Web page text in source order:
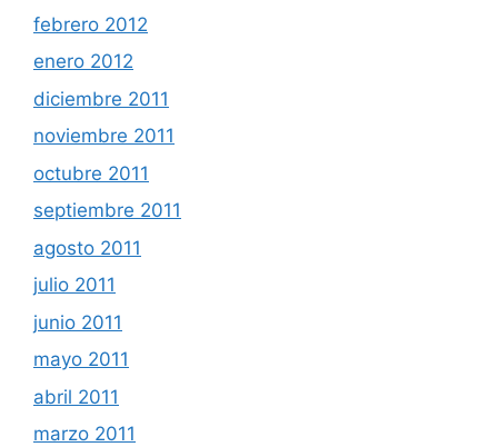
febrero 2012
enero 2012
diciembre 2011
noviembre 2011
octubre 2011
septiembre 2011
agosto 2011
julio 2011
junio 2011
mayo 2011
abril 2011
marzo 2011